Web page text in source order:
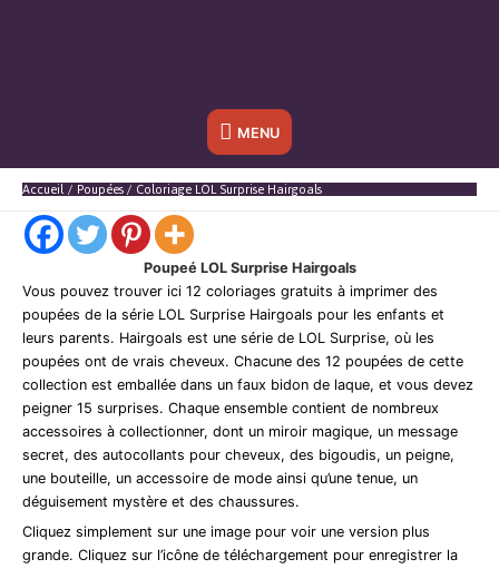
Sous
l'en-
MENU
Accueil Poupées Coloriage LOL Surprise Hairgoals
Poupeé LOL Surprise Hairgoals
Vous pouvez trouver ici 12 coloriages gratuits à imprimer des
poupées de la série LOL Surprise Hairgoals pour les enfants et
leurs parents. Hairgoals est une série de LOL Surprise, où les
poupées ont de vrais cheveux. Chacune des 12 poupées de cette
collection est emballée dans un faux bidon de laque, et vous devez
peigner 15 surprises. Chaque ensemble contient de nombreux
accessoires à collectionner, dont un miroir magique, un message
secret, des autocollants pour cheveux, des bigoudis, un peigne,
une bouteille, un accessoire de mode ainsi qu’une tenue, un
déguisement mystère et des chaussures.
Cliquez simplement sur une image pour voir une version plus
grande. Cliquez sur l’icône de téléchargement pour enregistrer la